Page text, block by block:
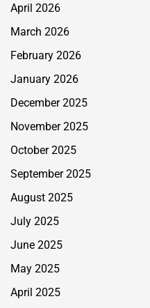
April 2026
March 2026
February 2026
January 2026
December 2025
November 2025
October 2025
September 2025
August 2025
July 2025
June 2025
May 2025
April 2025